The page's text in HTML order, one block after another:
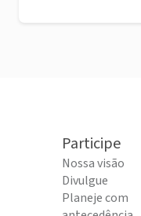
Participe
Nossa visão
Divulgue
Planeje com